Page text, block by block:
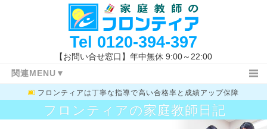
Tel 0120-394-397
【お問い合せ窓口】年中無休 9:00～22:00
関連MENU▼
ＴＯＰ 日記ＴＯＰ 小学生
中学３年生 高校生 教務室
フロンティアは丁寧な指導で高い合格率と成績アップ保障
フロンティアの家庭教師日記